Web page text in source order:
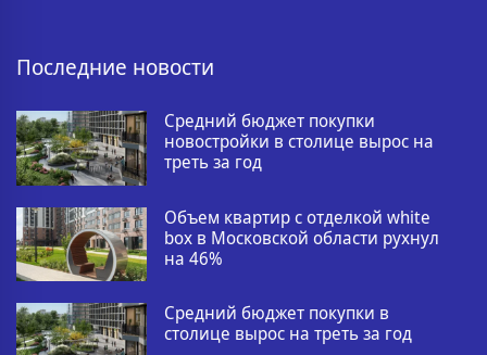
Последние новости
Средний бюджет покупки
новостройки в столице вырос на
треть за год
Объем квартир с отделкой white
box в Московской области рухнул
на 46%
Средний бюджет покупки в
столице вырос на треть за год